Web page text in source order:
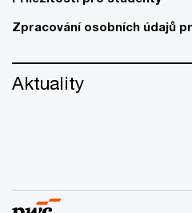
Zpracování osobních údajů
Aktuality